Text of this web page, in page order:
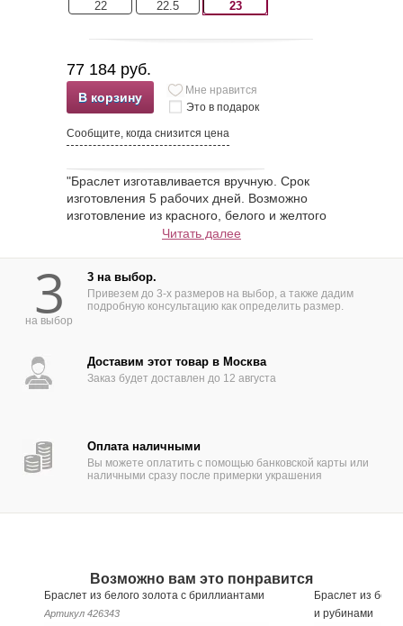
22
22.5 23
77 184 руб.
В корзину
Мне нравится
Это в подарок
Сообщите, когда снизится цена
"Браслет изготавливается вручную. Срок
изготовления 5 рабочих дней. Возможно
изготовление из красного, белого и желтого
золота 585 и 750 пробы,материала
Читать далее
3
на выбор
3 на выбор.
Привезем до 3-х размеров на выбор, а также дадим
подробную консультацию как определить размер.
Доставим этот товар в Москва
Заказ будет доставлен до 12 августа
Оплата наличными
Вы можете оплатить с помощью банковской карты или
наличными сразу после примерки украшения
Возможно вам это понравится
Браслет из белого золота с бриллиантами
Артикул 426343
Браслет из
и рубинами